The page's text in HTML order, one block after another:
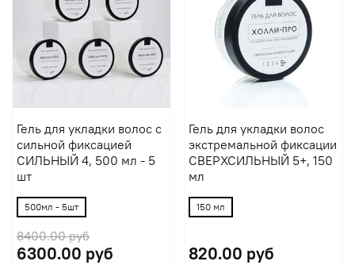
Гель для укладки волос с
сильной фиксацией
СИЛЬНЫЙ 4, 500 мл - 5
шт
500мл - 5шт
8400.00 руб
6300.00 руб
Гель для укладки волос
экстремальной фиксации
СВЕРХСИЛЬНЫЙ 5+, 150
мл
150 мл
820.00 руб